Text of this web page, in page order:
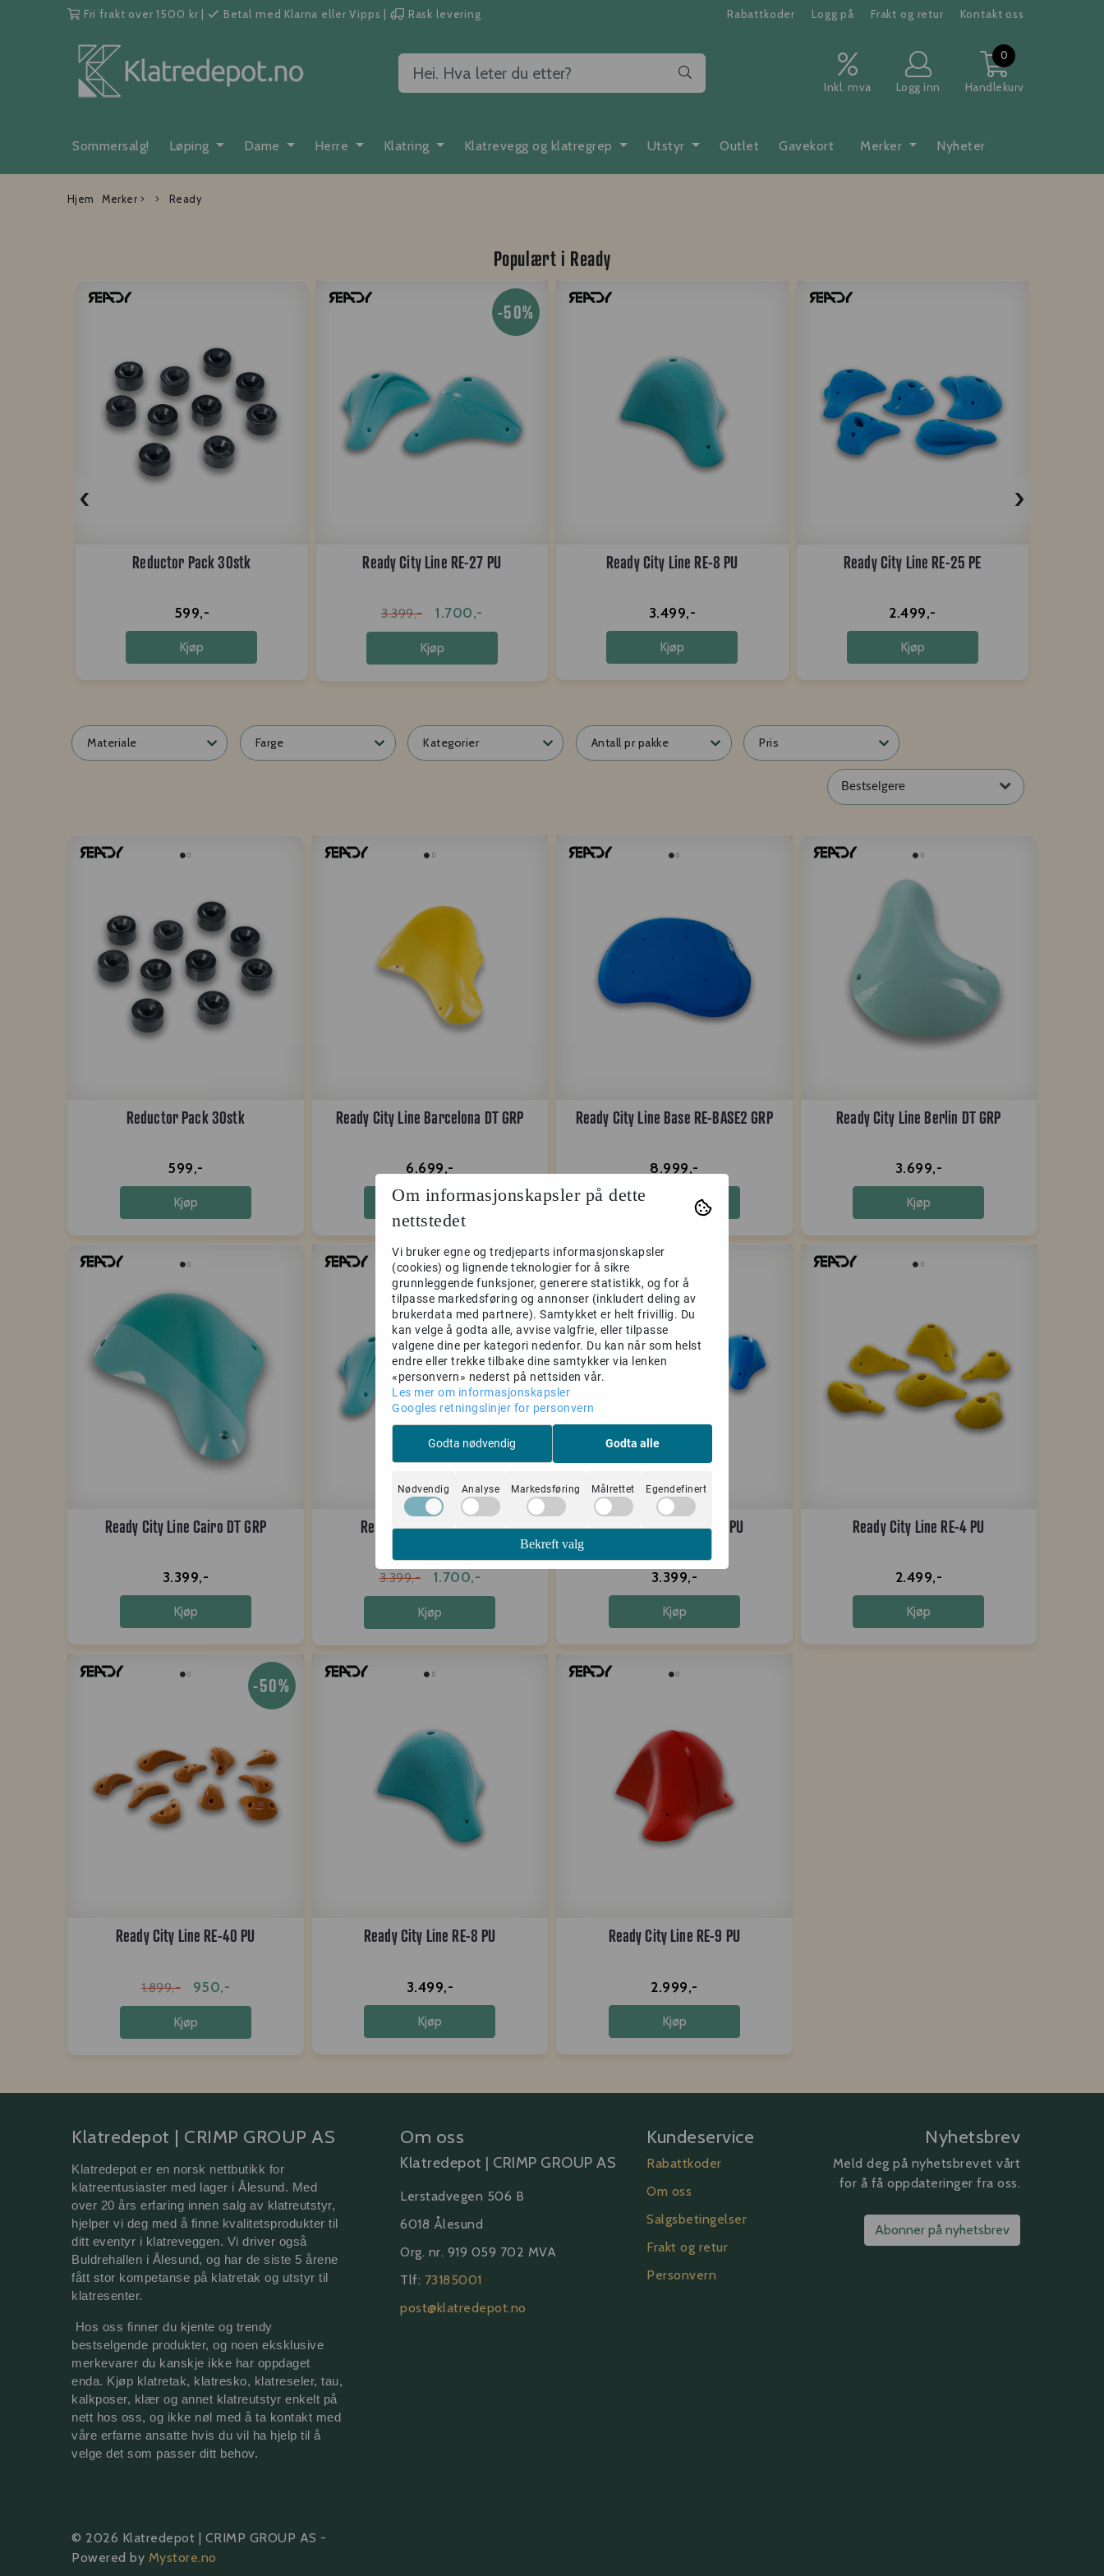
Fri frakt over 1500 kr Betal med Klarna eller Vipps | Rask levering Rabattkoder Logg på Frakt og retur Kontakt oss
Inkl. mva Logg inn
0
Handlekurv
Sommersalg! Løping Dame Herre Klatring Klatrevegg og klatregrep Utstyr Outlet Gavekort Merker Nyheter
Hjem Merker Ready
Populært i Ready
Reductor Pack 30stk
599,-
Kjøp
-50%
Ready City Line RE-27 PU
3.399,- 1.700,-
Kjøp
Ready City Line RE-8 PU
3.499,-
Kjøp
Ready City Line RE-25 PE
2.499,-
Kjøp
‹ ›
Materiale Farge Kategorier Antall pr pakke Pris
Bestselgere
Reductor Pack 30stk
599,-
Kjøp
Ready City Line Barcelona DT GRP
6.699,-
Kjøp
Ready City Line Base RE-BASE2 GRP
8.999,-
Ready City Line Berlin DT GRP
3.699,-
Kjøp
Ready City Line Cairo DT GRP
3.399,-
Kjøp
-50%
Ready City Line RE-27 PU
3.399,- 1.700,-
Kjøp
Ready City Line RE-35 PU
3.399,-
Kjøp
Ready City Line RE-4 PU
2.499,-
Kjøp
-50%
Ready City Line RE-40 PU
1.899,- 950,-
Kjøp
Ready City Line RE-8 PU
3.499,-
Kjøp
Ready City Line RE-9 PU
2.999,-
Kjøp
Klatredepot | CRIMP GROUP AS
Klatredepot er en norsk nettbutikk for
klatreentusiaster med lager i Ålesund. Med
over 20 års erfaring innen salg av klatreutstyr,
hjelper vi deg med å finne kvalitetsprodukter til
ditt eventyr i klatreveggen. Vi driver også
Buldrehallen i Ålesund, og har de siste 5 årene
fått stor kompetanse på klatretak og utstyr til
klatresenter.
Hos oss finner du kjente og trendy
bestselgende produkter, og noen eksklusive
merkevarer du kanskje ikke har oppdaget
enda. Kjøp klatretak, klatresko, klatreseler, tau,
kalkposer, klær og annet klatreutstyr enkelt på
nett hos oss, og ikke nøl med å ta kontakt med
våre erfarne ansatte hvis du vil ha hjelp til å
velge det som passer ditt behov.
© 2026 Klatredepot | CRIMP GROUP AS -
Powered by Mystore.no
Om oss
Klatredepot | CRIMP GROUP AS
Lerstadvegen 506 B
6018 Ålesund
Org. nr. 919 059 702 MVA
Tlf: 73185001
post@klatredepot.no
Kundeservice
Rabattkoder
Om oss
Salgsbetingelser
Frakt og retur
Personvern
Nyhetsbrev
Meld deg på nyhetsbrevet vårt
for å få oppdateringer fra oss.
Abonner på nyhetsbrev
Om informasjonskapsler på dette
nettstedet
Vi bruker egne og tredjeparts informasjonskapsler
(cookies) og lignende teknologier for å sikre
grunnleggende funksjoner, generere statistikk, og for å
tilpasse markedsføring og annonser (inkludert deling av
brukerdata med partnere). Samtykket er helt frivillig. Du
kan velge å godta alle, avvise valgfrie, eller tilpasse
valgene dine per kategori nedenfor. Du kan når som helst
endre eller trekke tilbake dine samtykker via lenken
«personvern» nederst på nettsiden vår.
Les mer om informasjonskapsler
Googles retningslinjer for personvern
Godta nødvendig Godta alle
Nødvendig Analyse Markedsføring Målrettet Egendefinert
Bekreft valg